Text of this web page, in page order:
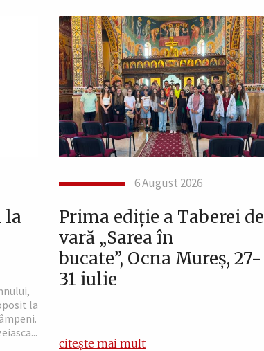
la
la
6 August 2026
Prima ediție a Taberei de
vară „Sarea în
bucate”, Ocna Mureș, 27-
31 iulie
citește mai mult